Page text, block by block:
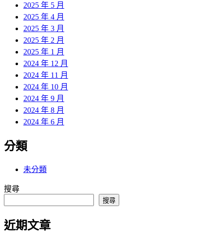
2025 年 5 月
2025 年 4 月
2025 年 3 月
2025 年 2 月
2025 年 1 月
2024 年 12 月
2024 年 11 月
2024 年 10 月
2024 年 9 月
2024 年 8 月
2024 年 6 月
分類
未分類
搜尋
搜尋
近期文章